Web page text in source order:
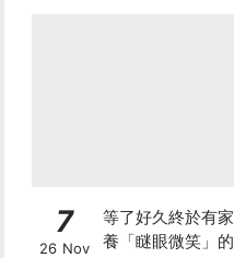
7
26 Nov
等了好久終於有
養「瞇眼微笑」